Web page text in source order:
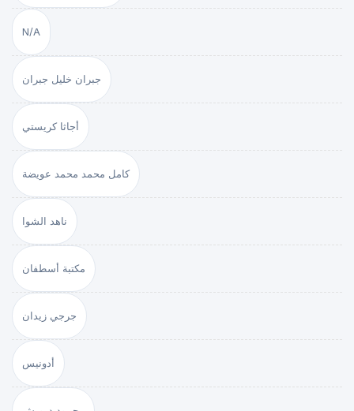
N/A
جبران خليل جبران
أجاثا كريستي
كامل محمد محمد عويضة
ناهد الشوا
مكتبة أسطفان
جرجي زيدان
أدونيس